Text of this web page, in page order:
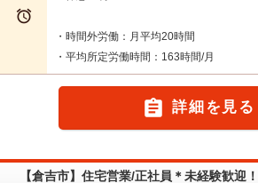

・時間外労働：月平均20時間
・平均所定労働時間：163時間/月
 詳細を見る
【倉吉市】住宅営業/正社員＊未経験歓迎